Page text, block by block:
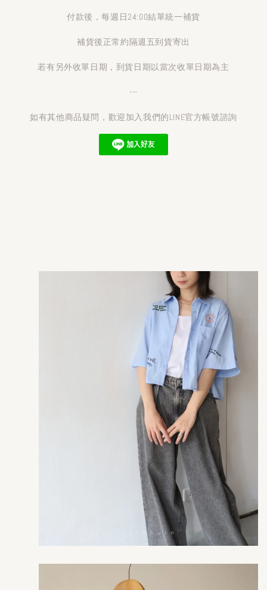
付款後，每週日24:00結單統一補貨
補貨後正常約隔週五到貨寄出
若有另外收單日期，到貨日期以當次收單日期為主
---
如有其他商品疑問，歡迎加入我們的LINE官方帳號諮詢